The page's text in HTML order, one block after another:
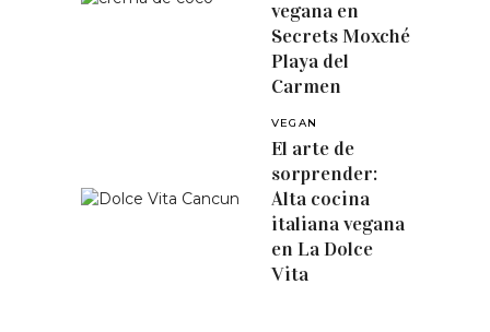
vegana en
Secrets Moxché
Playa del
Carmen
VEGAN
El arte de
sorprender:
Alta cocina
italiana vegana
en La Dolce
Vita